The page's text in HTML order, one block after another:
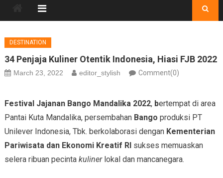
DESTINATION
34 Penjaja Kuliner Otentik Indonesia, Hiasi FJB 2022
March 23, 2022 editor_stylish Comment(0)
Festival Jajanan Bango Mandalika 2022,bertempat di area
Pantai Kuta Mandalika, persembahanBango produksi PT
Unilever Indonesia, Tbk. berkolaborasi dengan Kementerian
Pariwisata dan Ekonomi Kreatif RIsukses memuaskan
selera ribuan pecinta kulinerlokal dan mancanegara.